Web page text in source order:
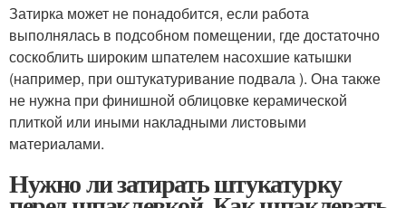
Затирка может не понадобится, если работа
выполнялась в подсобном помещении, где достаточно
соскоблить широким шпателем насохшие катышки
(например, при оштукатуривание подвала ). Она также
не нужна при финишной облицовке керамической
плиткой или иными накладными листовыми
материалами.
Нужно ли затирать штукатурку